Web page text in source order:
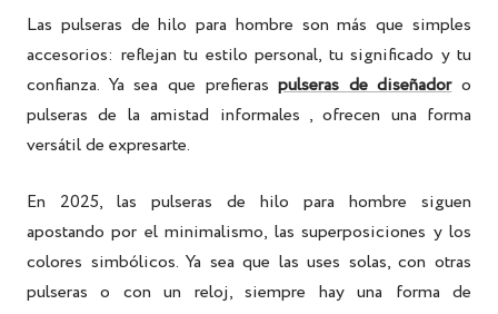
Las pulseras de hilo para hombre son más que simples
accesorios: reflejan tu estilo personal, tu significado y tu
confianza. Ya sea que prefieras pulseras de diseñador o
pulseras de la amistad informales , ofrecen una forma
versátil de expresarte.
En 2025, las pulseras de hilo para hombre
siguen
apostando por el minimalismo, las superposiciones y los
colores simbólicos. Ya sea que las uses solas, con otras
pulseras o con un reloj, siempre hay una forma de